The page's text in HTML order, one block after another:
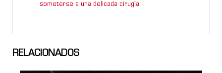
someterse a una delicada cirugía
RELACIONADOS